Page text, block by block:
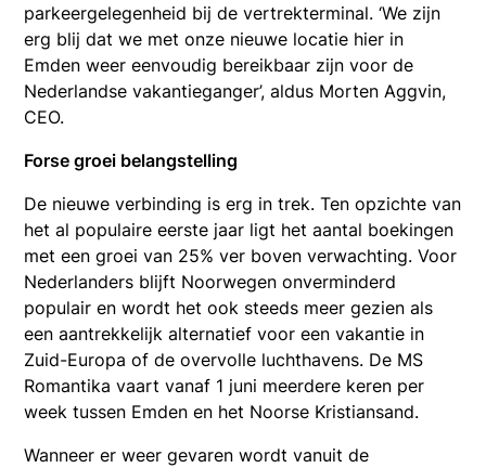
parkeergelegenheid bij de vertrekterminal. ‘We zijn
erg blij dat we met onze nieuwe locatie hier in
Emden weer eenvoudig bereikbaar zijn voor de
Nederlandse vakantieganger’, aldus Morten Aggvin,
CEO.
Forse groei belangstelling
De nieuwe verbinding is erg in trek. Ten opzichte van
het al populaire eerste jaar ligt het aantal boekingen
met een groei van 25% ver boven verwachting. Voor
Nederlanders blijft Noorwegen onverminderd
populair en wordt het ook steeds meer gezien als
een aantrekkelijk alternatief voor een vakantie in
Zuid-Europa of de overvolle luchthavens. De MS
Romantika vaart vanaf 1 juni meerdere keren per
week tussen Emden en het Noorse Kristiansand.
Wanneer er weer gevaren wordt vanuit de